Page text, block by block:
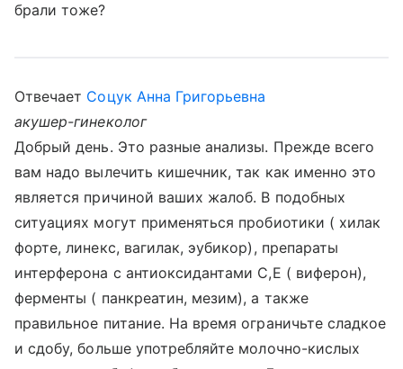
брали тоже?
Отвечает Соцук Анна Григорьевна
акушер-гинеколог
Добрый день. Это разные анализы. Прежде всего
вам надо вылечить кишечник, так как именно это
является причиной ваших жалоб. В подобных
ситуациях могут применяться пробиотики ( хилак
форте, линекс, вагилак, эубикор), препараты
интерферона с антиоксидантами С,Е ( виферон),
ферменты ( панкреатин, мезим), а также
правильное питание. На время ограничьте сладкое
и сдобу, больше употребляйте молочно-кислых